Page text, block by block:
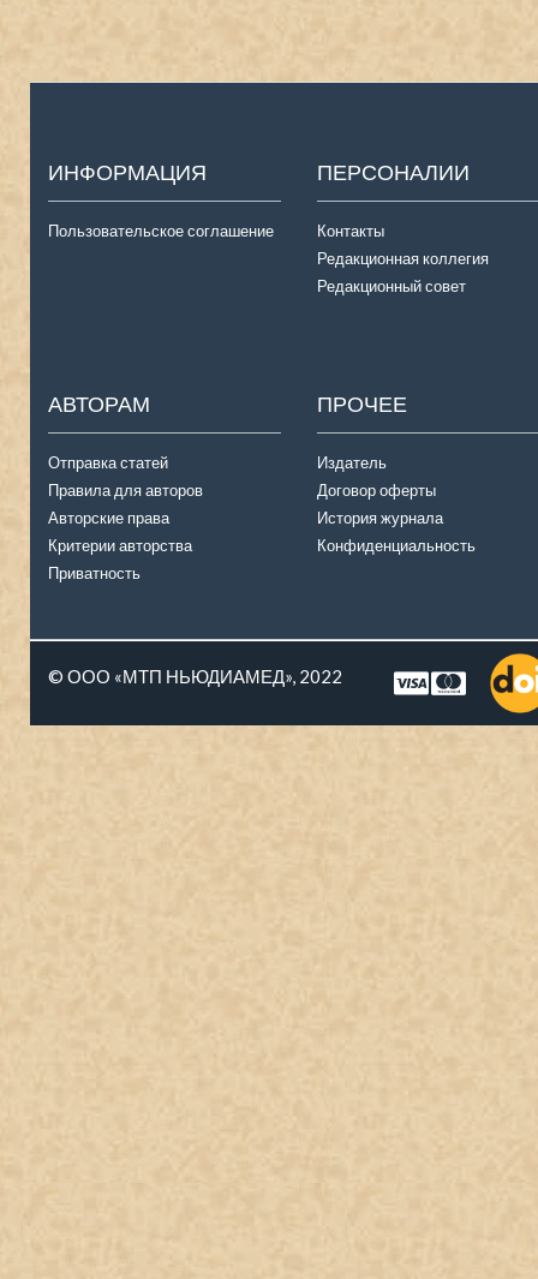
ИНФОРМАЦИЯ
Пользовательское соглашение
ПЕРСОНАЛИИ
Контакты
Редакционная коллегия
Редакционный совет
АВТОРАМ
Отправка статей
Правила для авторов
Авторские права
Критерии авторства
Приватность
ПРОЧЕЕ
Издатель
Договор оферты
История журнала
Конфиденциальность
© ООО «МТП НЬЮДИАМЕД», 2022